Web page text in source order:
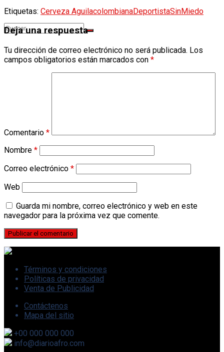
Etiquetas: Cerveza AguilacolombianaDeportistaSinMiedo
Deja una respuesta
Tu dirección de correo electrónico no será publicada. Los
campos obligatorios están marcados con *
Comentario *
Nombre *
Correo electrónico *
Web
Guarda mi nombre, correo electrónico y web en este
navegador para la próxima vez que comente.
Términos y condiciones
Políticas de privacidad
Venta de Publicidad
Contáctenos
Mapa del sitio
+00 000 000 000
info@diarioafro.com